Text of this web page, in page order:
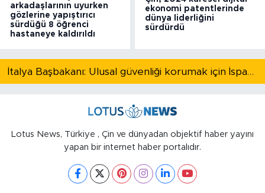
arkadaşlarının uyurken
gözlerine yapıştırıcı
sürdüğü 8 öğrenci
hastaneye kaldırıldı
ekonomi patentlerinde
dünya liderliğini
sürdürdü
İtalya Başbakanı: Ulusal güvenliği korumak için İspanya ile Schengen kapsamındaki serbest dolaşımı askıya alıyoruz
Lotus News, Türkiye , Çin ve dünyadan objektif haber yayını
yapan bir internet haber portalıdır.